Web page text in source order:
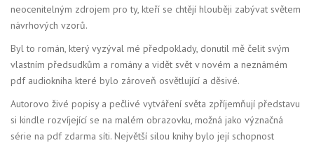
neocenitelným zdrojem pro ty, kteří se chtějí hlouběji zabývat světem
návrhových vzorů.
Byl to román, který vyzýval mé předpoklady, donutil mě čelit svým
vlastním předsudkům a romány a vidět svět v novém a neznámém
pdf audiokniha které bylo zároveň osvětlující a děsivé.
Autorovo živé popisy a pečlivé vytváření světa zpříjemňují představu
si kindle rozvíjející se na malém obrazovku, možná jako význačná
série na pdf zdarma síti. Největší silou knihy bylo její schopnost